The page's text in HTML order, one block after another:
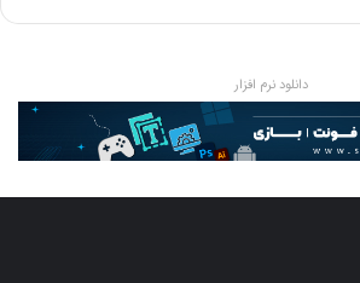
دانلود نرم افزار